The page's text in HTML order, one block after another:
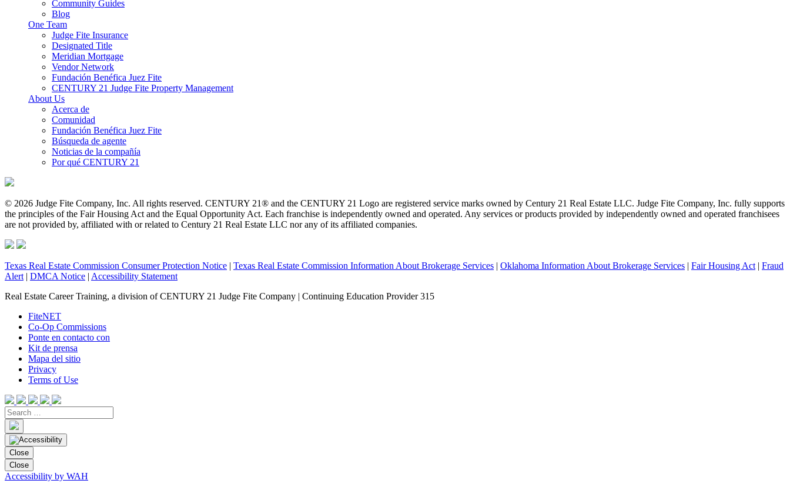
Community Guides
Blog
One Team
Judge Fite Insurance
Designated Title
Meridian Mortgage
Vendor Network
Fundación Benéfica Juez Fite
CENTURY 21 Judge Fite Property Management
About Us
Acerca de
Comunidad
Fundación Benéfica Juez Fite
Búsqueda de agente
Noticias de la compañía
Por qué CENTURY 21
© 2026 Judge Fite Company, Inc. All rights reserved. CENTURY 21® and the CENTURY 21 Logo are registered service marks owned by Century 21 Real Estate LLC. Judge Fite Company, Inc. fully supports
the principles of the Fair Housing Act and the Equal Opportunity Act. Each franchise is independently owned and operated. Any services or products provided by independently owned and operated franchisees
are not provided by, affiliated with or related to Century 21 Real Estate LLC nor any of its affiliated companies.
Texas Real Estate Commission Consumer Protection Notice | Texas Real Estate Commission Information About Brokerage Services | Oklahoma Information About Brokerage Services | Fair Housing Act | Fraud
Alert | DMCA Notice | Accessibility Statement
Real Estate Career Training, a division of CENTURY 21 Judge Fite Company | Continuing Education Provider 315
FiteNET
Co-Op Commissions
Ponte en contacto con
Kit de prensa
Mapa del sitio
Privacy
Terms of Use
Close
Close
Accessibility by WAH